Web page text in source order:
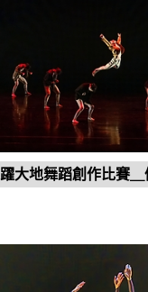
大地舞蹈創作比賽＿